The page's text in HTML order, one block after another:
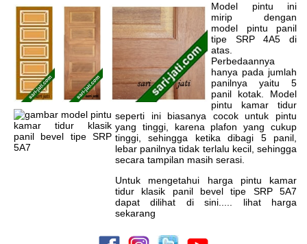
Model pintu ini
mirip dengan
model pintu panil
tipe SRP 4A5 di
atas.
Perbedaannya
hanya pada jumlah
panilnya yaitu 5
panil kotak. Model
pintu kamar tidur
seperti ini biasanya cocok untuk pintu
yang tinggi, karena plafon yang cukup
tinggi, sehingga ketika dibagi 5 panil,
lebar panilnya tidak terlalu kecil, sehingga
secara tampilan masih serasi.
Untuk mengetahui harga pintu kamar
tidur klasik panil bevel tipe SRP 5A7
dapat dilihat di sini..... lihat harga
sekarang